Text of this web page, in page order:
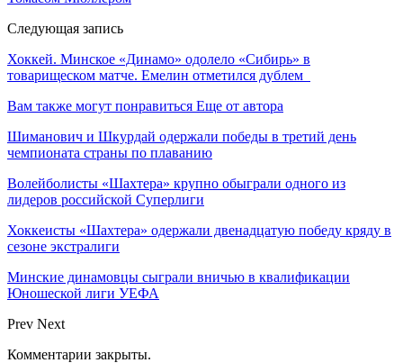
Следующая запись
Хоккей. Минское «Динамо» одолело «Сибирь» в
товарищеском матче. Емелин отметился дублем
Вам также могут понравиться Еще от автора
Шиманович и Шкурдай одержали победы в третий день
чемпионата страны по плаванию
Волейболисты «Шахтера» крупно обыграли одного из
лидеров российской Суперлиги
Хоккеисты «Шахтера» одержали двенадцатую победу кряду в
сезоне экстралиги
Минские динамовцы сыграли вничью в квалификации
Юношеской лиги УЕФА
Prev Next
Комментарии закрыты.